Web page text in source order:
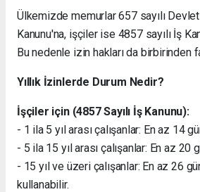
Ülkemizde memurlar 657 sayılı
Kanunu'na, işçiler ise 4857 sayılı İş
Bu nedenle izin hakları da birbirinden
Yıllık İzinlerde Durum Nedir?
İşçiler için (4857 Sayılı İş Kanunu):
- 1 ila 5 yıl arası çalışanlar: En az 14
- 5 ila 15 yıl arası çalışanlar: En az 20
- 15 yıl ve üzeri çalışanlar: En az 26
kullanabilir.